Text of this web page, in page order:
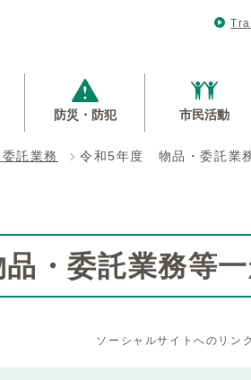
防災・防犯 市民活動
託業務 令和5年度 物品・委託業
・委託業務等
ソーシャルサイトへのリン